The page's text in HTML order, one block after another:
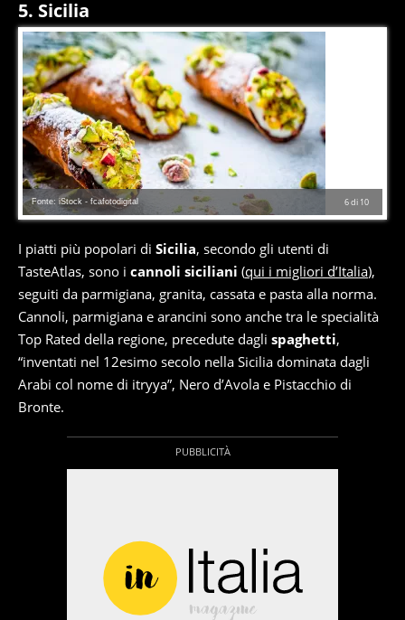
5. Sicilia
6di 10
Fonte: iStock - fcafotodigital
I piatti più popolari di Sicilia, secondo gli utenti di
TasteAtlas, sono i cannoli siciliani (qui i migliori d’Italia),
seguiti da parmigiana, granita, cassata e pasta alla norma.
Cannoli, parmigiana e arancini sono anche tra le specialità
Top Rated della regione, precedute dagli spaghetti,
“inventati nel 12esimo secolo nella Sicilia dominata dagli
Arabi col nome di itryya”, Nero d’Avola e Pistacchio di
Bronte.